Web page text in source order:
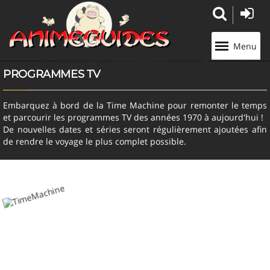
Menu
PROGRAMMES TV
Embarquez à bord de la Time Machine pour remonter le temps
et parcourir les programmes TV des années 1970 à aujourd'hui !
De nouvelles dates et séries seront régulièrement ajoutées afin
de rendre le voyage le plus complet possible.
Panneau de gestion des cookies